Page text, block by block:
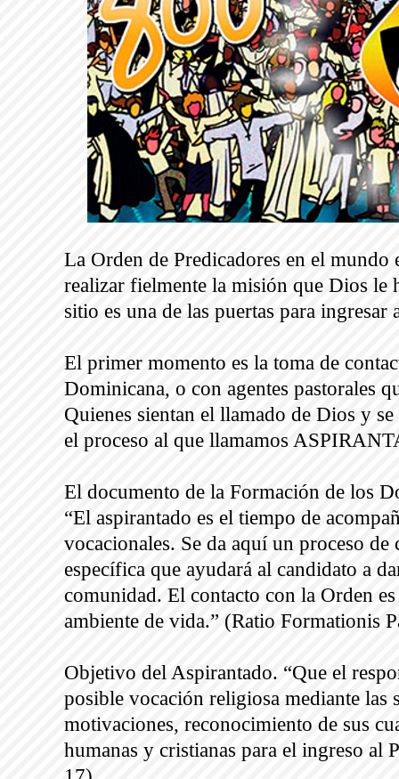
La Orden de Predicadores en el mundo
realizar fielmente la misión que Dios le
sitio es una de las puertas para
El primer momento es la toma de
Dominicana, o con agentes pastorales
Quienes sientan el llamado de Dios y
el proceso al que llamamos
El documento de la Formación de los
“El aspirantado es el tiempo de
vocacionales. Se da aquí un proceso
específica que ayudará al candidato a
comunidad. El contacto con la Orden
ambiente de vida.” (Ratio Formationis
Objetivo del Aspirantado. “Que el
posible vocación religiosa mediante las
motivaciones, reconocimiento de sus
humanas y cristianas para el ingreso al